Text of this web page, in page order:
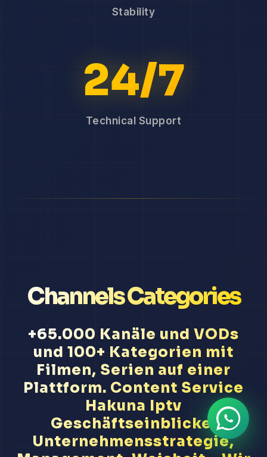
Stability
24/7
Technical Support
Channels Categories
+65.000 Kanäle und VODs
und 100+ Kategorien mit
Filmen, Serien auf einer
Plattform. Content Service
Hakuna Iptv
Geschäftseinblicke,
Unternehmensstrategie,